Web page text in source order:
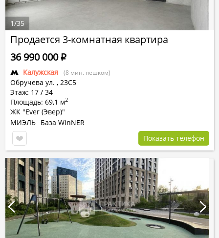
Продается 3-комнатная квартира
Калужская (8 мин. пешком)
Обручева ул. , 23С5
Этаж: 17 / 34
Площадь: 69,1 м2
ЖК "Ever (Эвер)"
36 990 000Р
МИЭЛЬ База WinNER
Показать телефон
1/35